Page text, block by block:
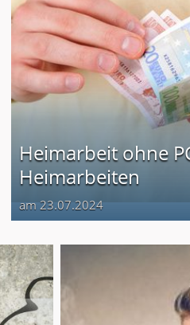
Heimarbeit ohne
Heimarbeiten
am 23.07.2024